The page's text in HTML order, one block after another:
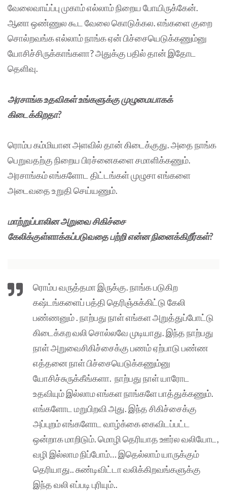
வேலைவாய்ப்பு முகாம் எல்லாம் நிறைய போயிருக்கேன்.
ஆனா ஒண்ணுல கூட வேலை கொடுக்கல. எங்களை குறை
சொல்றவங்க எல்லாம் நாங்க ஏன் பிச்சையெடுக்கணும்னு
யோசிச்சிருக்காங்களா? அதுக்கு பதில் தான் இதோட
தெளிவு.
அரசாங்க உதவிகள் உங்களுக்கு முழுமையாகக்
கிடைக்கிறதா?
ரொம்ப கம்மியான அளவில் தான் கிடைக்குது. அதை நாங்க
பெறுவதற்கு நிறைய பிரச்னைகளை சமாளிக்கணும்.
அரசாங்கம் எங்களோட திட்டங்கள் முழுசா எங்களை
அடைவதை உறுதி செய்யணும்.
மாற்றுப்பாலின அறுவை சிகிச்சை
கேலிக்குள்ளாக்கப்படுவதை பற்றி என்ன நினைக்கிறீர்கள்?
ரொம்ப வருத்தமா இருக்கு. நாங்க படுகிற
கஷ்டங்களைப் பத்தி தெரிஞ்சுக்கிட்டு கேலி
பண்ணனும் . நாற்பது நாள் எங்கள அறுத்துப்போட்டு
கிடைக்கற வலி சொல்லவே முடியாது. இந்த நாற்பது
நாள் அறுவைசிகிச்சைக்கு பணம் ஏற்பாடு பண்ண
எத்தனை நாள் பிச்சையெடுக்கணும்னு
யோசிச்சுருக்கீங்களா. நாற்பது நாள் யாரோட
உதவியும் இல்லாம எங்கள நாங்களே பாத்துக்கணும்.
எங்களோட மறுபிறவி அது. இந்த சிகிச்சைக்கு
அப்புறம் எங்களோட வாழ்க்கை கைவிடப்பட்ட
ஒன்றாக மாறிடும். மொழி தெரியாத ஊர்ல வலியோட,
வழி இல்லாம நிப்போம்… இதெல்லாம் யாருக்கும்
தெரியாது.. சுண்டிவிட்டா வலிக்கிறவங்களுக்கு
இந்த வலி எப்படி புரியும்..